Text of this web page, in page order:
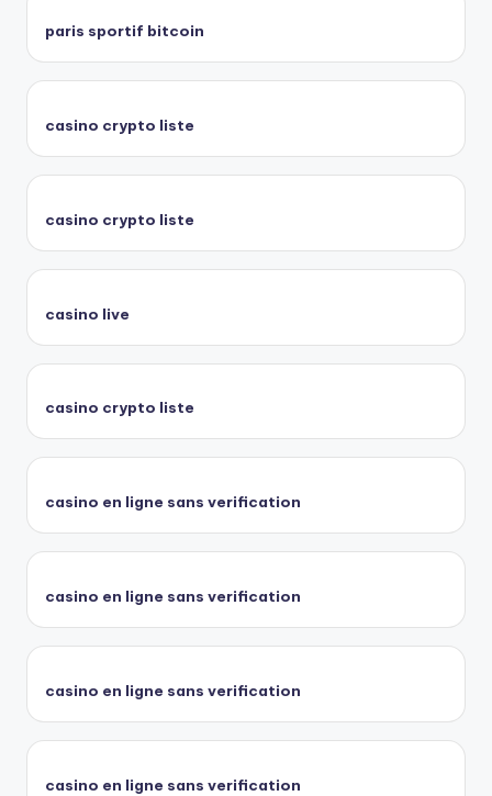
paris sportif bitcoin
casino crypto liste
casino crypto liste
casino live
casino crypto liste
casino en ligne sans verification
casino en ligne sans verification
casino en ligne sans verification
casino en ligne sans verification